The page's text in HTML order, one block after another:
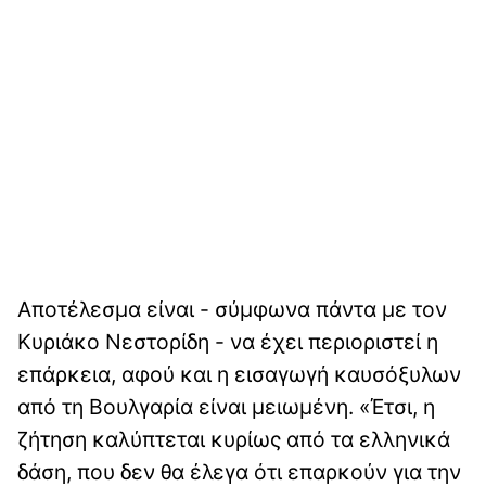
Αποτέλεσμα είναι - σύμφωνα πάντα με τον
Κυριάκο Νεστορίδη - να έχει περιοριστεί η
επάρκεια, αφού και η εισαγωγή καυσόξυλων
από τη Βουλγαρία είναι μειωμένη. «Έτσι, η
ζήτηση καλύπτεται κυρίως από τα ελληνικά
δάση, που δεν θα έλεγα ότι επαρκούν για την